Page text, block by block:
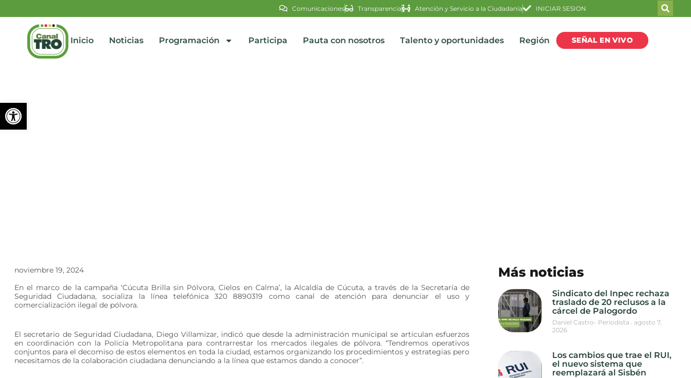
Abrir barra de herramientas
Comunicaciones Transparencia Atención y Servicio a la Ciudadanía INICIAR SESION
Inicio Noticias Programación Participa Pauta con nosotros Talento y oportunidades Región SEÑAL EN VIVO
noviembre 19, 2024
En el marco de la campaña ‘Cúcuta Brilla sin Pólvora, Cielos en Calma’, la Alcaldía de Cúcuta, a través de la Secretaría de
Seguridad Ciudadana, socializa la línea telefónica 320 8890319 como canal de atención para denunciar el uso y
comercialización ilegal de pólvora.
El secretario de Seguridad Ciudadana, Diego Villamizar, indicó que desde la administración municipal se articulan esfuerzos
en coordinación con la Policía Metropolitana para contrarrestar los mercados ilegales de pólvora. “Tendremos operativos
conjuntos para el decomiso de estos elementos en toda la ciudad, estamos organizando los procedimientos y estrategias pero
necesitamos de la colaboración ciudadana denunciando a la línea que estamos dando a conocer”.
Más noticias
Sindicato del Inpec rechaza
traslado de 20 reclusos a la
cárcel de Palogordo
Daniel Castro- Periodista
agosto 7,
2026
Los cambios que trae el RUI,
el nuevo sistema que
reemplazará al Sisbén